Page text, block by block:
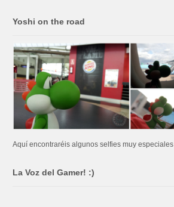
Yoshi on the road
Aquí encontraréis algunos selfies muy especiales
La Voz del Gamer! :)